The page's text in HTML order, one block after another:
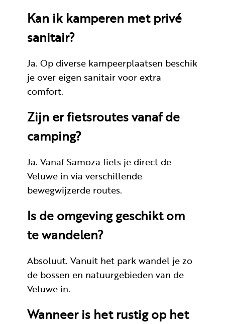
Kan ik kamperen met privé
sanitair?
Ja. Op diverse kampeerplaatsen beschik
je over eigen sanitair voor extra
comfort.
Zijn er fietsroutes vanaf de
camping?
Ja. Vanaf Samoza fiets je direct de
Veluwe in via verschillende
bewegwijzerde routes.
Is de omgeving geschikt om
te wandelen?
Absoluut. Vanuit het park wandel je zo
de bossen en natuurgebieden van de
Veluwe in.
Wanneer is het rustig op het